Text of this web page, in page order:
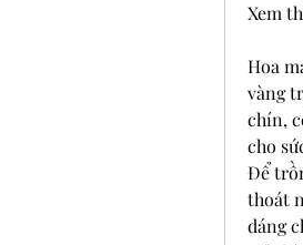
Xem
Hoa
vàng
chín,
cho
Để
thoát
dáng